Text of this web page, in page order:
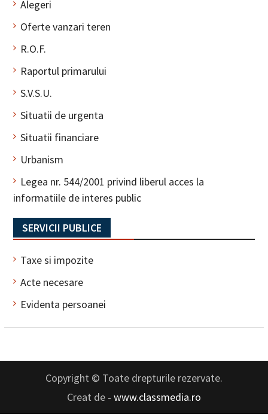
Alegeri
Oferte vanzari teren
R.O.F.
Raportul primarului
S.V.S.U.
Situatii de urgenta
Situatii financiare
Urbanism
Legea nr. 544/2001 privind liberul acces la
informatiile de interes public
SERVICII PUBLICE
Taxe si impozite
Acte necesare
Evidenta persoanei
Copyright © Toate drepturile rezervate.
Creat de - www.classmedia.ro